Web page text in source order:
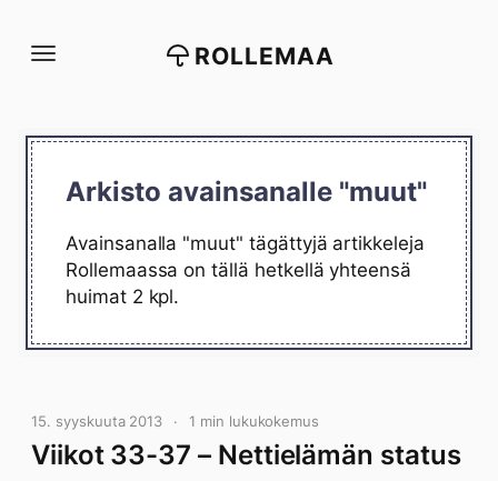
suoraan
ROLLEMAA
Arkisto avainsanalle "muut"
Avainsanalla "muut" tägättyjä artikkeleja
Rollemaassa on tällä hetkellä yhteensä
huimat 2 kpl.
15. syyskuuta 2013 1 min lukukokemus
Viikot 33-37 – Nettielämän status